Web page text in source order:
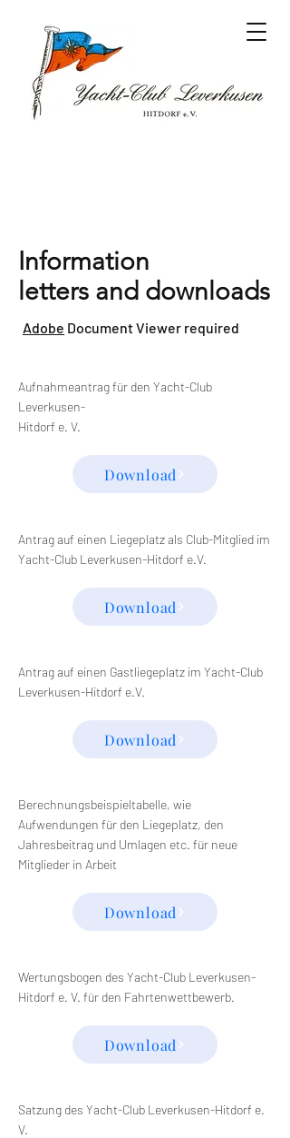
Information
letters and downloads
Adobe Document Viewer required
Aufnahmeantrag für den Yacht-Club
Leverkusen-
Hitdorf e. V.
Download
Antrag auf einen Liegeplatz als Club-Mitglied im
Yacht-Club Leverkusen-Hitdorf e.V.
Download
Antrag auf einen Gastliegeplatz im Yacht-Club
Leverkusen-Hitdorf e.V.
Download
Berechnungsbeispieltabelle, wie
Aufwendungen für den Liegeplatz, den
Jahresbeitrag und Umlagen etc. für neue
Mitglieder in Arbeit
Download
Wertungsbogen des Yacht-Club Leverkusen-
Hitdorf e. V. für den Fahrtenwettbewerb.
Download
Satzung des Yacht-Club Leverkusen-Hitdorf e.
V.